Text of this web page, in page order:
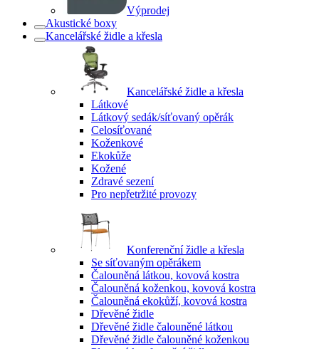
Výprodej
Akustické boxy
Kancelářské židle a křesla
Kancelářské židle a křesla
Látkové
Látkový sedák/síťovaný opěrák
Celosíťované
Koženkové
Ekokůže
Kožené
Zdravé sezení
Pro nepřetržité provozy
Konferenční židle a křesla
Se síťovaným opěrákem
Čalouněná látkou, kovová kostra
Čalouněná koženkou, kovová kostra
Čalouněná ekokůží, kovová kostra
Dřevěné židle
Dřevěné židle čalouněné látkou
Dřevěné židle čalouněné koženkou